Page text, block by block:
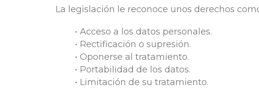
La legislación le reconoce unos derechos
• Acceso a los datos personales.
• Rectificación o supresión.
• Oponerse al tratamiento.
• Portabilidad de los datos.
• Limitación de su tratamiento.